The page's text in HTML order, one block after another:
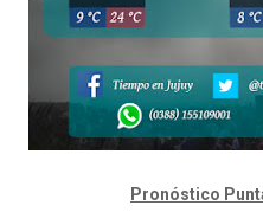
Pronóstico